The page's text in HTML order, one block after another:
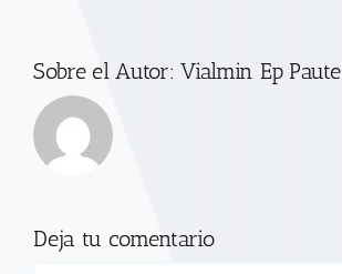
Sobre el Autor:Vialmin Ep Paute
Deja tu comentario